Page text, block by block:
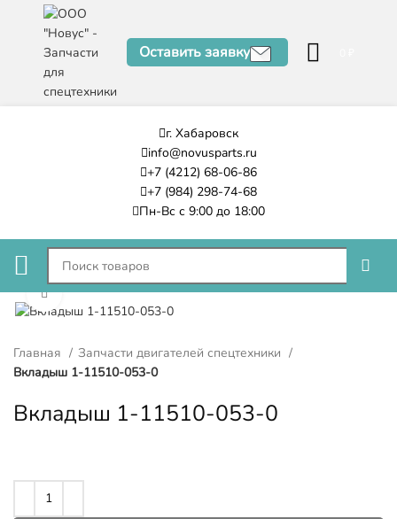
Оставить заявку
г. Хабаровск
info@novusparts.ru
+7 (4212) 68-06-86
+7 (984) 298-74-68
Пн-Вс с 9:00 до 18:00
Нажмите, чтобы увеличить
Главная
Запчасти двигателей спецтехники
Вкладыш 1-11510-053-0
Вкладыш 1-11510-053-0